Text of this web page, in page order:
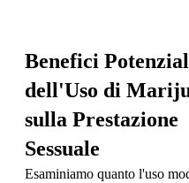
Benefici
dell'Uso di
sulla Prestazione
Sessuale
Esaminiamo quanto l'uso